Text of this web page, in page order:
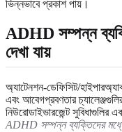
ভিন্নভাবে প্রকাশ পায়।
ADHD সম্পন্ন
দেখা যায়
অ্যাটেনশন-ডেফিসিট/
এবং আবেগপ্রবণতার
নিউরোডাইভারজেন্ট সুবিধাগুলির
ADHD সম্পন্ন ব্যক্তিদের